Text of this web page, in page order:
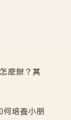
麼辦？其
何培養小朋